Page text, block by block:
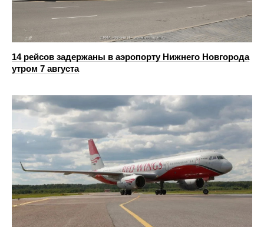
14 рейсов задержаны в аэропорту Нижнего Новгорода
утром 7 августа